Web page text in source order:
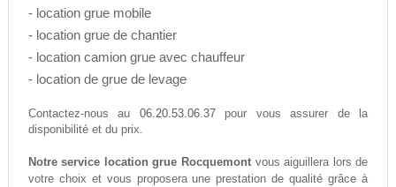
- location grue mobile
- location grue de chantier
- location camion grue avec chauffeur
- location de grue de levage
Contactez-nous au 06.20.53.06.37pour vous assurer de la
disponibilité et du prix.
Notre service location grue Rocquemont vous aiguillera lors de
votre choix et vous proposera une prestation de qualité grâce à